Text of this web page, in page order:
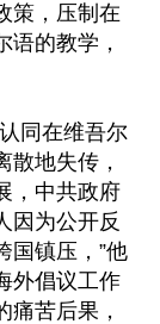
策，压制在
语的教学，
同在维吾尔
散地失传，
，中共政府
因为公开反
国镇压，”他
外倡议工作
痛苦后果，